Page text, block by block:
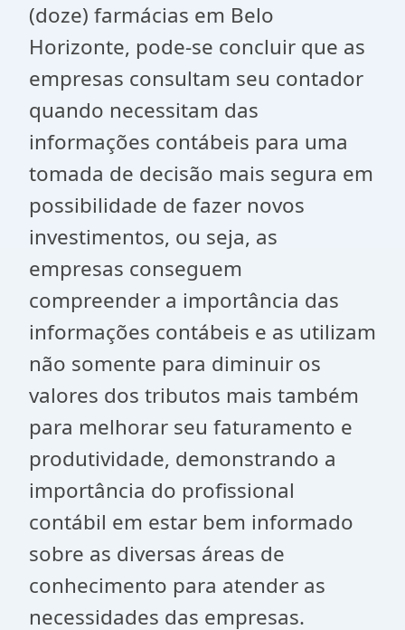
(doze) farmácias em Belo
Horizonte, pode-se concluir que as
empresas consultam seu contador
quando necessitam das
informações contábeis para uma
tomada de decisão mais segura em
possibilidade de fazer novos
investimentos, ou seja, as
empresas conseguem
compreender a importância das
informações contábeis e as utilizam
não somente para diminuir os
valores dos tributos mais também
para melhorar seu faturamento e
produtividade, demonstrando a
importância do profissional
contábil em estar bem informado
sobre as diversas áreas de
conhecimento para atender as
necessidades das empresas.